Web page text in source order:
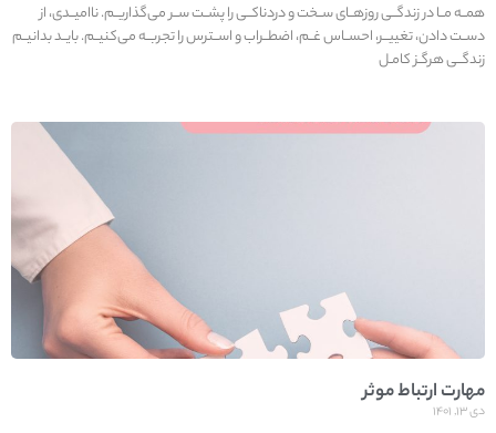
همــه مــا در زندگــی روزهــای ســخت و دردناکــی را پشــت ســر می‌گذاریــم. ناامیــدی، از
دســت دادن، تغییــر، احســاس غــم، اضطــراب و اســترس را تجربــه می‌کنیــم. بایــد بدانیــم
زندگــی هرگـز کامـل
مهارت ارتباط موثر
دی ۱۳, ۱۴۰۱